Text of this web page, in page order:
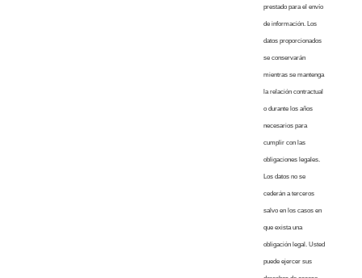
prestado para el envío
de información. Los
datos proporcionados
se conservarán
mientras se mantenga
la relación contractual
o durante los años
necesarios para
cumplir con las
obligaciones legales.
Los datos no se
cederán a terceros
salvo en los casos en
que exista una
obligación legal. Usted
puede ejercer sus